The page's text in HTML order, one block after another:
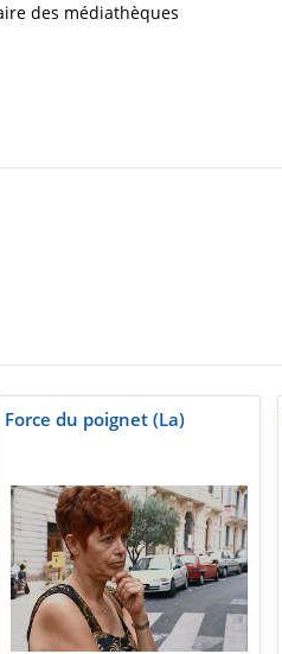
des médiathèques
Force du poignet (La)